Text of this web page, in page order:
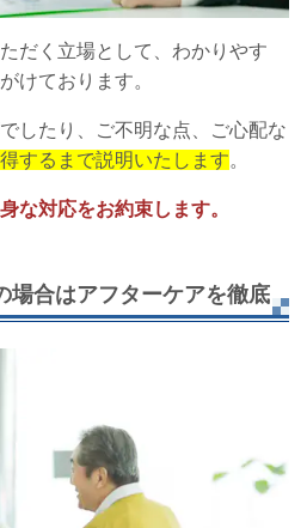
だく立場として、わかりやす
けております。
したり、ご不明な点、ご心配な
するまで説明いたします。
な対応をお約束します。
場合はアフターケアを徹底